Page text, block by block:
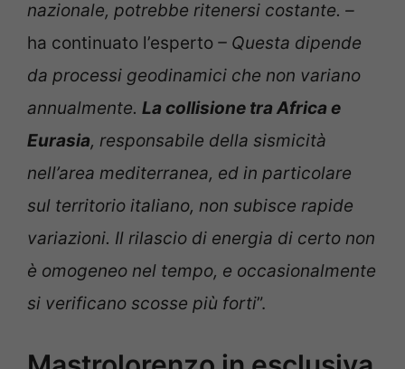
nazionale, potrebbe ritenersi costante. –
ha continuato l’esperto – Questa dipende
da processi geodinamici che non variano
annualmente. La collisione tra Africa e
Eurasia, responsabile della sismicità
nell’area mediterranea, ed in particolare
sul territorio italiano, non subisce rapide
variazioni. Il rilascio di energia di certo non
è omogeneo nel tempo, e occasionalmente
si verificano scosse più forti”.